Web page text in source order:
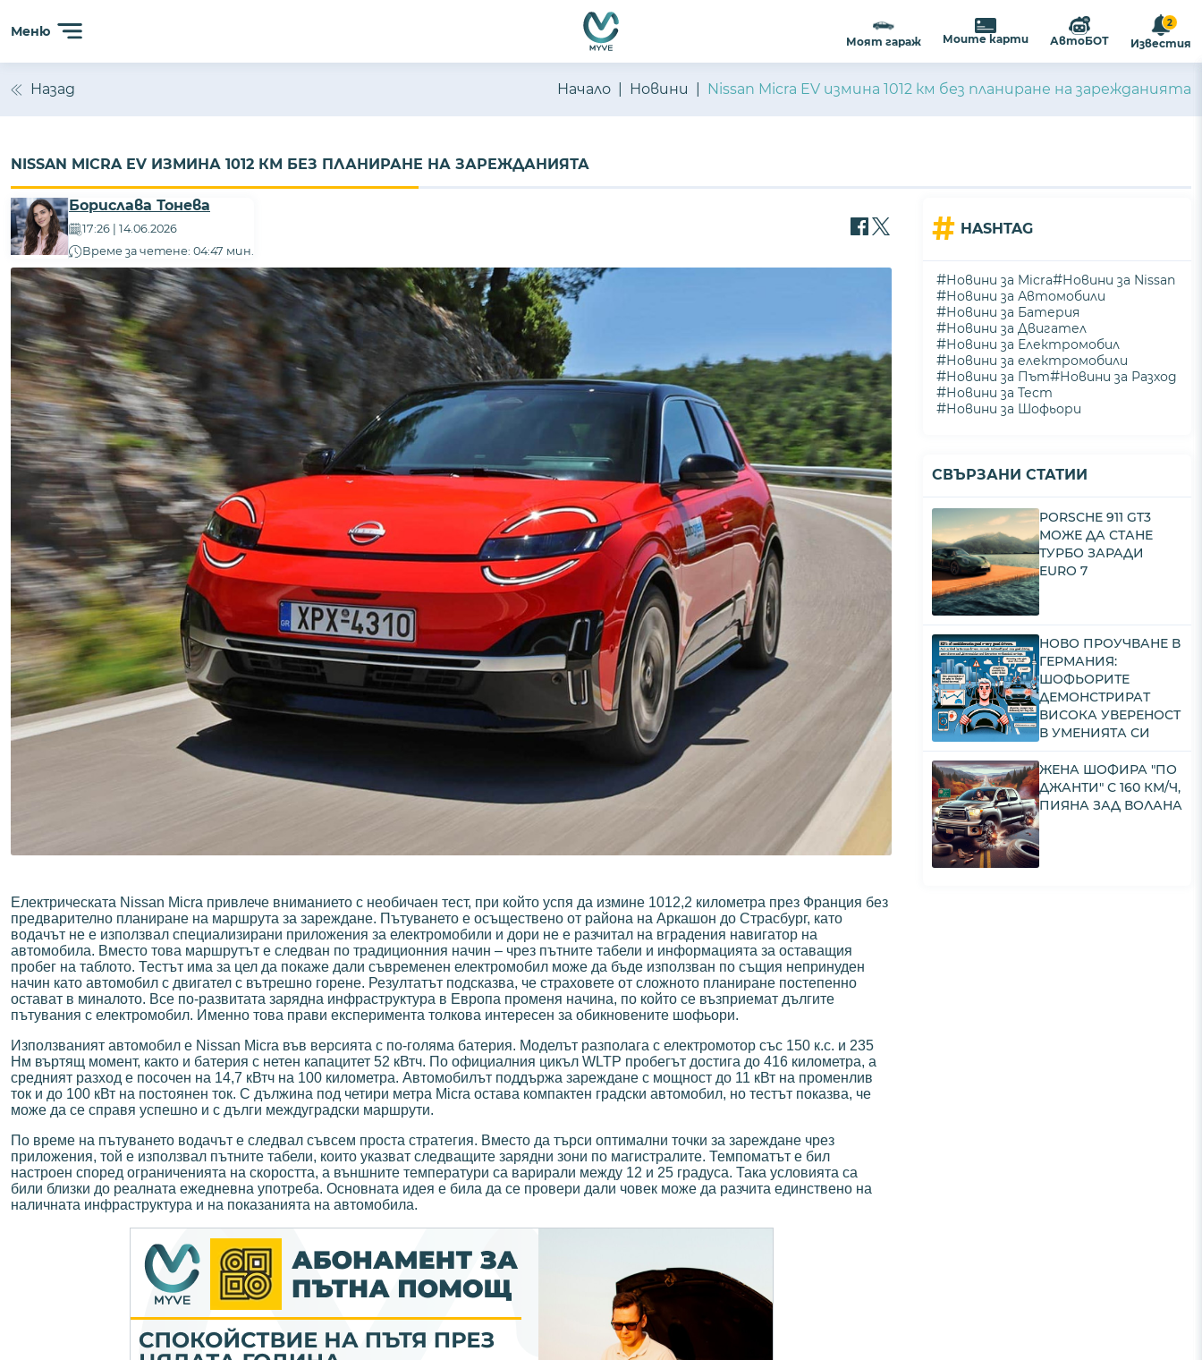
Меню
Моят гараж Моите карти АвтоБОТ
2
Известия
Назад Начало Новини Nissan Micra EV измина 1012 км без планиране на зарежданията
NISSAN MICRA EV ИЗМИНА 1012 КМ БЕЗ ПЛАНИРАНЕ НА ЗАРЕЖДАНИЯТА
Борислава Тонева
17:26 | 14.06.2026
Време за четене: 04:47 мин.
Електрическата Nissan Micra привлече вниманието с необичаен тест, при който успя да измине 1012,2 километра през Франция без
предварително планиране на маршрута за зареждане. Пътуването е осъществено от района на Аркашон до Страсбург, като
водачът не е използвал специализирани приложения за електромобили и дори не е разчитал на вградения навигатор на
автомобила. Вместо това маршрутът е следван по традиционния начин – чрез пътните табели и информацията за оставащия
пробег на таблото. Тестът има за цел да покаже дали съвременен електромобил може да бъде използван по същия непринуден
начин като автомобил с двигател с вътрешно горене. Резултатът подсказва, че страховете от сложното планиране постепенно
остават в миналото. Все по-развитата зарядна инфраструктура в Европа променя начина, по който се възприемат дългите
пътувания с електромобил. Именно това прави експеримента толкова интересен за обикновените шофьори.
Използваният автомобил е Nissan Micra във версията с по-голяма батерия. Моделът разполага с електромотор със 150 к.с. и 235
Нм въртящ момент, както и батерия с нетен капацитет 52 кВтч. По официалния цикъл WLTP пробегът достига до 416 километра, а
средният разход е посочен на 14,7 кВтч на 100 километра. Автомобилът поддържа зареждане с мощност до 11 кВт на променлив
ток и до 100 кВт на постоянен ток. С дължина под четири метра Micra остава компактен градски автомобил, но тестът показва, че
може да се справя успешно и с дълги междуградски маршрути.
По време на пътуването водачът е следвал съвсем проста стратегия. Вместо да търси оптимални точки за зареждане чрез
приложения, той е използвал пътните табели, които указват следващите зарядни зони по магистралите. Темпоматът е бил
настроен според ограниченията на скоростта, а външните температури са варирали между 12 и 25 градуса. Така условията са
били близки до реалната ежедневна употреба. Основната идея е била да се провери дали човек може да разчита единствено на
наличната инфраструктура и на показанията на автомобила.
# HASHTAG
#Новини за Micra#Новини за Nissan
#Новини за Автомобили
#Новини за Батерия
#Новини за Двигател
#Новини за Електромобил
#Новини за електромобили
#Новини за Път#Новини за Разход
#Новини за Тест
#Новини за Шофьори
СВЪРЗАНИ СТАТИИ
PORSCHE 911 GT3
МОЖЕ ДА СТАНЕ
ТУРБО ЗАРАДИ
EURO 7
НОВО ПРОУЧВАНЕ В
ГЕРМАНИЯ:
ШОФЬОРИТЕ
ДЕМОНСТРИРАТ
ВИСОКА УВЕРЕНОСТ
В УМЕНИЯТА СИ
ЖЕНА ШОФИРА "ПО
ДЖАНТИ" С 160 КМ/Ч,
ПИЯНА ЗАД ВОЛАНА